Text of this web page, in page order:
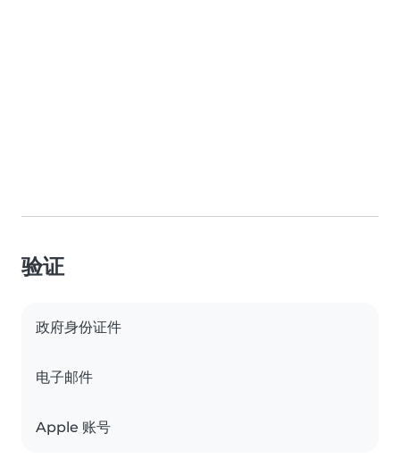
验证
政府身份证件
电子邮件
Apple 账号